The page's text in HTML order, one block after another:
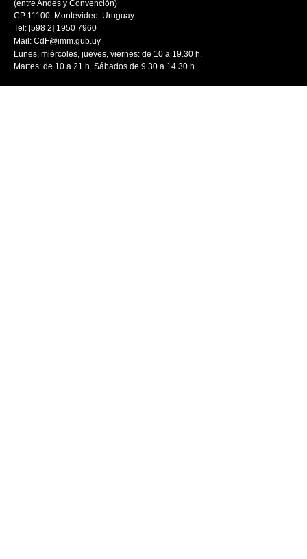
(entre Andes y Convención)
CP 11100. Montevideo. Uruguay
Tel: [598 2] 1950 7960
Mail: CdF@imm.gub.uy
Lunes, miércoles, jueves, viernes: de 10 a 19.30 h.
Martes: de 10 a 21 h. Sábados de 9.30 a 14.30 h.